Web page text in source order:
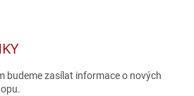
budeme zasílat informace o nových